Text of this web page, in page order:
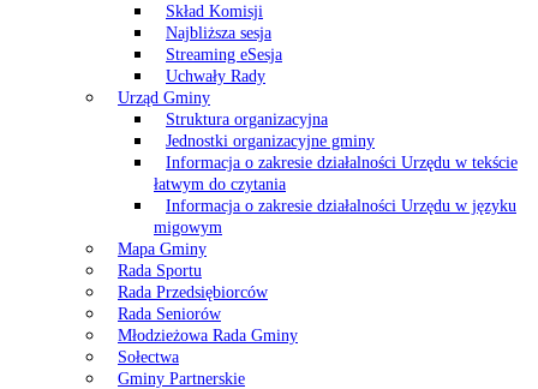
Skład Komisji
Najbliższa sesja
Streaming eSesja
Uchwały Rady
Urząd Gminy
Struktura organizacyjna
Jednostki organizacyjne gminy
Informacja o zakresie działalności Urzędu w tekście
łatwym do czytania
Informacja o zakresie działalności Urzędu w języku
migowym
Mapa Gminy
Rada Sportu
Rada Przedsiębiorców
Rada Seniorów
Młodzieżowa Rada Gminy
Sołectwa
Gminy Partnerskie